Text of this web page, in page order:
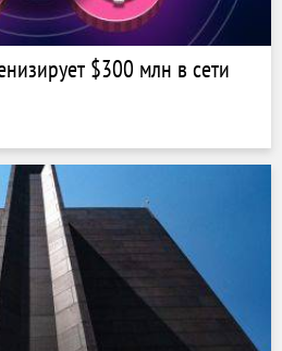
$300 млн в сети